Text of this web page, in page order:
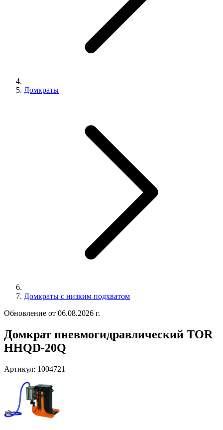
Домкраты
Домкраты с низким подхватом
Обновление от 06.08.2026 г.
Домкрат пневмогидравлический TOR
HHQD-20Q
Артикул: 1004721